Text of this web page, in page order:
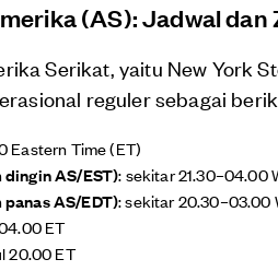
(AS): Jadwal dan
Serikat, yaitu New York
reguler sebagai
Eastern Time (ET)
AS/EST): sekitar 21.30–04.00
AS/EDT): sekitar 20.30–03.00
ET
20.00 ET